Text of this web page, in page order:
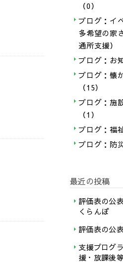
（0）
ブログ：イ
多希望の家
通所支援）
ブログ：お
ブログ：懐
（15）
ブログ：施
（1）
ブログ：福
ブログ：防
最近の投稿
評価表の公
くらんぼ
評価表の公
支援プログ
援・放課後